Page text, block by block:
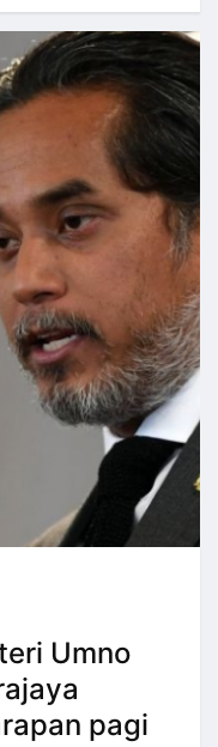
Umno
pagi